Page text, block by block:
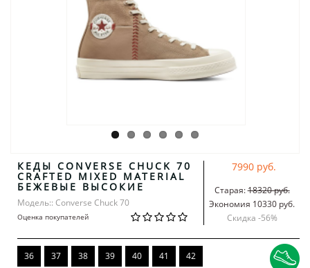
КЕДЫ CONVERSE CHUCK 70
CRAFTED MIXED MATERIAL
БЕЖЕВЫЕ ВЫСОКИЕ
Модель:: Converse Chuck 70
Оценка покупателей
7990 руб.
Старая:18320 руб.
Экономия 10330 руб.
Скидка -56%
36 37 38 39 40 41 42